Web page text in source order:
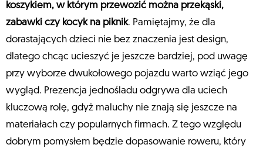
koszykiem, w którym przewozić można przekąski,
zabawki czy kocyk na piknik. Pamiętajmy, że dla
dorastających dzieci nie bez znaczenia jest design,
dlatego chcąc ucieszyć je jeszcze bardziej, pod uwagę
przy wyborze dwukołowego pojazdu warto wziąć jego
wygląd. Prezencja jednośladu odgrywa dla uciech
kluczową rolę, gdyż maluchy nie znają się jeszcze na
materiałach czy popularnych firmach. Z tego względu
dobrym pomysłem będzie dopasowanie roweru, który